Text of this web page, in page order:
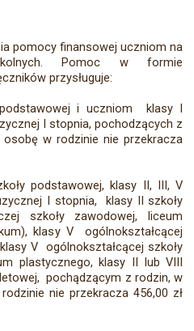
pomocy finansowej uczniom na
Pomoc w formie
przysługuje:
i uczniom klasy I
I stopnia, pochodzących z
w rodzinie nie przekracza
podstawowej, klasy II, III, V
I stopnia, klasy II szkoły
szkoły zawodowej, liceum
klasy V ogólnokształcącej
V ogólnokształcącej szkoły
plastycznego, klasy II lub VIII
pochądzącym z rodzin, w
nie przekracza 456,00 zł